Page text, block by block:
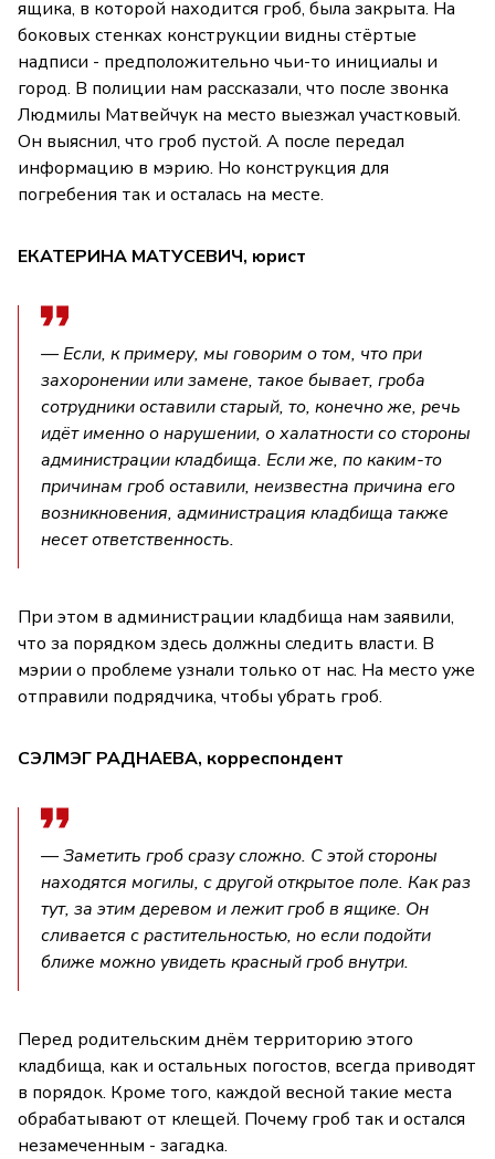
ящика, в которой находится гроб, была закрыта. На
боковых стенках конструкции видны стёртые
надписи - предположительно чьи-то инициалы и
город. В полиции нам рассказали, что после звонка
Людмилы Матвейчук на место выезжал участковый.
Он выяснил, что гроб пустой. А после передал
информацию в мэрию. Но конструкция для
погребения так и осталась на месте.
ЕКАТЕРИНА МАТУСЕВИЧ, юрист
— Если, к примеру, мы говорим о том, что при
захоронении или замене, такое бывает, гроба
сотрудники оставили старый, то, конечно же, речь
идёт именно о нарушении, о халатности со стороны
администрации кладбища. Если же, по каким-то
причинам гроб оставили, неизвестна причина его
возникновения, администрация кладбища также
несет ответственность.
При этом в администрации кладбища нам заявили,
что за порядком здесь должны следить власти. В
мэрии о проблеме узнали только от нас. На место уже
отправили подрядчика, чтобы убрать гроб.
СЭЛМЭГ РАДНАЕВА, корреспондент
— Заметить гроб сразу сложно. С этой стороны
находятся могилы, с другой открытое поле. Как раз
тут, за этим деревом и лежит гроб в ящике. Он
сливается с растительностью, но если подойти
ближе можно увидеть красный гроб внутри.
Перед родительским днём территорию этого
кладбища, как и остальных погостов, всегда приводят
в порядок. Кроме того, каждой весной такие места
обрабатывают от клещей. Почему гроб так и остался
незамеченным - загадка.